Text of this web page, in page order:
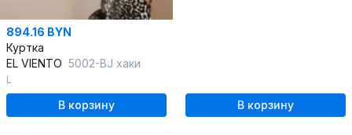
894.16 BYN
Куртка
EL VIENTO 5002-BJ хаки
L
В корзину В корзину